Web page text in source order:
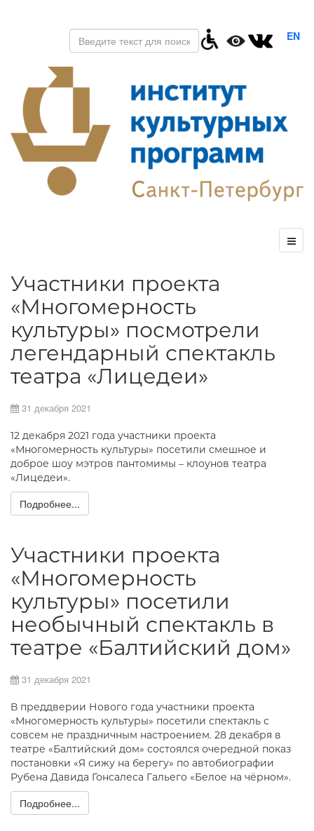
EN
Участники проекта
«Многомерность
культуры» посмотрели
легендарный спектакль
театра «Лицедеи»
31 декабря 2021
12 декабря 2021 года участники проекта
«Многомерность культуры» посетили смешное и
доброе шоу мэтров пантомимы – клоунов театра
«Лицедеи».
Подробнее...
Участники проекта
«Многомерность
культуры» посетили
необычный спектакль в
театре «Балтийский дом»
31 декабря 2021
В преддверии Нового года участники проекта
«Многомерность культуры» посетили спектакль с
совсем не праздничным настроением. 28 декабря в
театре «Балтийский дом» состоялся очередной показ
постановки «Я сижу на берегу» по автобиографии
Рубена Давида Гонсалеса Гальего «Белое на чёрном».
Подробнее...